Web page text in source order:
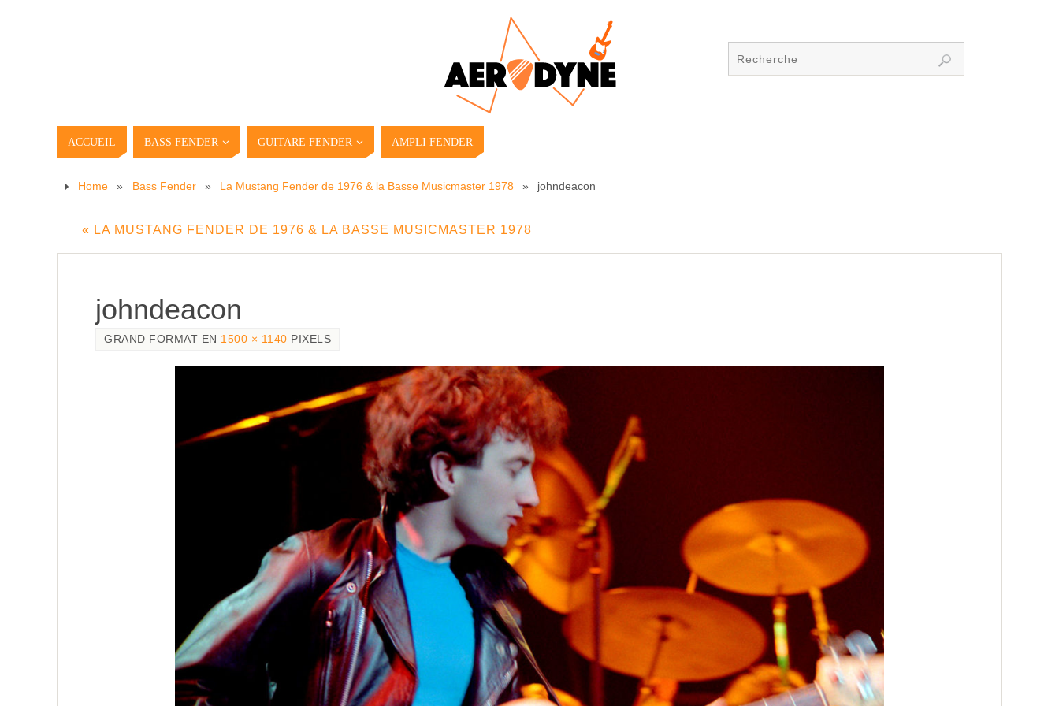
ACCUEIL BASS FENDER GUITARE FENDER AMPLI FENDER
Home » Bass Fender » La Mustang Fender de 1976 & la Basse Musicmaster 1978 » johndeacon
« LA MUSTANG FENDER DE 1976 & LA BASSE MUSICMASTER 1978
johndeacon
GRAND FORMAT EN 1500 × 1140 PIXELS